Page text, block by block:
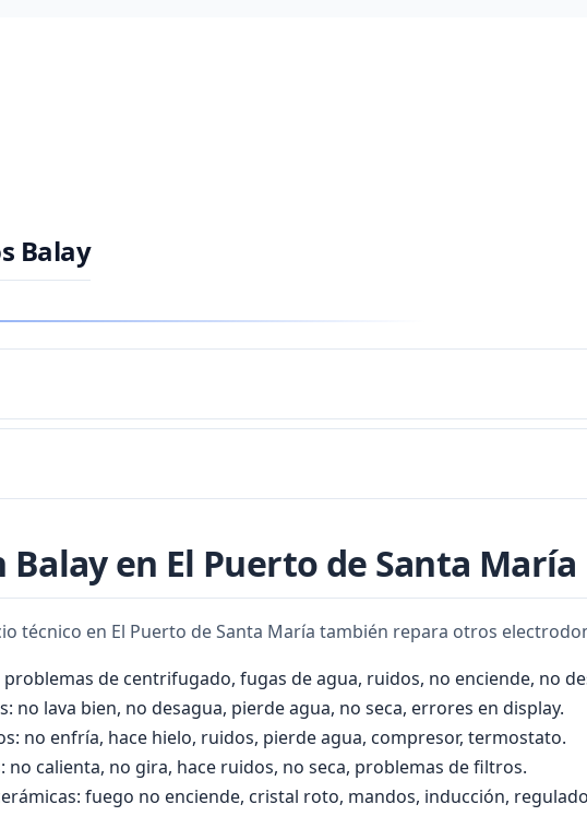
Balay
al 956 920 487.
en El Puerto de Santa María
técnico en El Puerto de Santa María también repara otros
de centrifugado, fugas de agua, ruidos, no enciende, no
no lava bien, no desagua, pierde agua, no seca, errores en display.
no enfría, hace hielo, ruidos, pierde agua, compresor, termostato.
no calienta, no gira, hace ruidos, no seca, problemas de filtros.
fuego no enciende, cristal roto, mandos, inducción,